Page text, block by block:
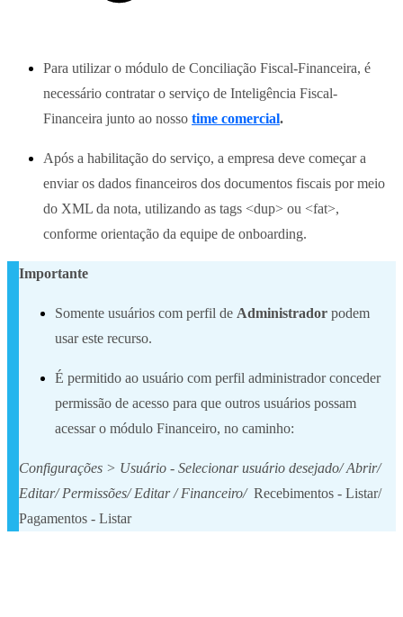
Para utilizar o módulo de Conciliação Fiscal-Financeira, é
necessário contratar o serviço de Inteligência Fiscal-
Financeira junto ao nosso time comercial.
Após a habilitação do serviço, a empresa deve começar a
enviar os dados financeiros dos documentos fiscais por meio
do XML da nota, utilizando as tags <dup> ou <fat>,
conforme orientação da equipe de onboarding.
Importante
Somente usuários com perfil de Administrador podem
usar este recurso.
É permitido ao usuário com perfil administrador conceder
permissão de acesso para que outros usuários possam
acessar o módulo Financeiro, no caminho:
Configurações > Usuário - Selecionar usuário desejado/ Abrir/
Editar/ Permissões/ Editar / Financeiro/ Recebimentos - Listar/
Pagamentos - Listar